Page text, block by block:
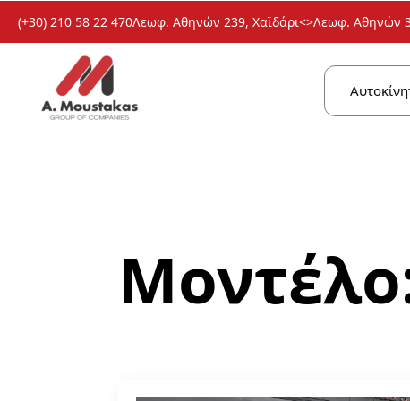
(+30) 210 58 22 470Λεωφ. Αθηνών 239, Χαϊδάρι<>Λεωφ. Αθηνών